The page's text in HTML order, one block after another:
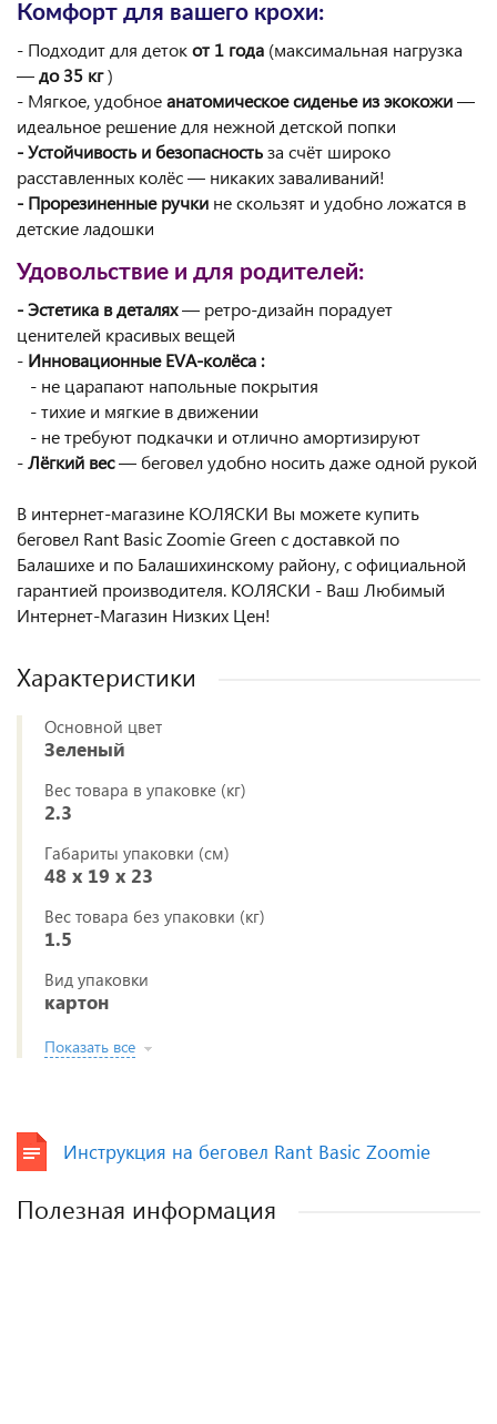
Комфорт для вашего крохи:
- Подходит для детокот 1 года (максимальная нагрузка
—до 35 кг)
- Мягкое, удобноеанатомическое сиденье из экокожи—
идеальное решение для нежной детской попки
- Устойчивость и безопасностьза счёт широко
расставленных колёс — никаких заваливаний!
- Прорезиненные ручки не скользят и удобно ложатся в
детские ладошки
Удовольствие и для родителей:
- Эстетика в деталях— ретро-дизайн порадует
ценителей красивых вещей
- Инновационные EVA-колёса :
- не царапают напольные покрытия
- тихие и мягкие в движении
- не требуют подкачки и отлично амортизируют
-Лёгкий вес— беговел удобно носить даже одной рукой
В интернет-магазине КОЛЯСКИ Вы можете купить
беговел Rant Basic Zoomie Green с доставкой по
Балашихе и по Балашихинскому району, с официальной
гарантией производителя. КОЛЯСКИ - Ваш Любимый
Интернет-Магазин Низких Цен!
Характеристики
Основной цвет
Зеленый
Вес товара в упаковке (кг)
2.3
Габариты упаковки (см)
48 x 19 x 23
Вес товара без упаковки (кг)
1.5
Вид упаковки
картон
Показать все
Инструкция на беговел Rant Basic Zoomie
Полезная информация